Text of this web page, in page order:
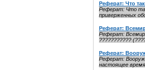
Реферат: Что
Реферат: Что
приверженных
Реферат:
Реферат:
???????????
Реферат:
Реферат:
настоящее